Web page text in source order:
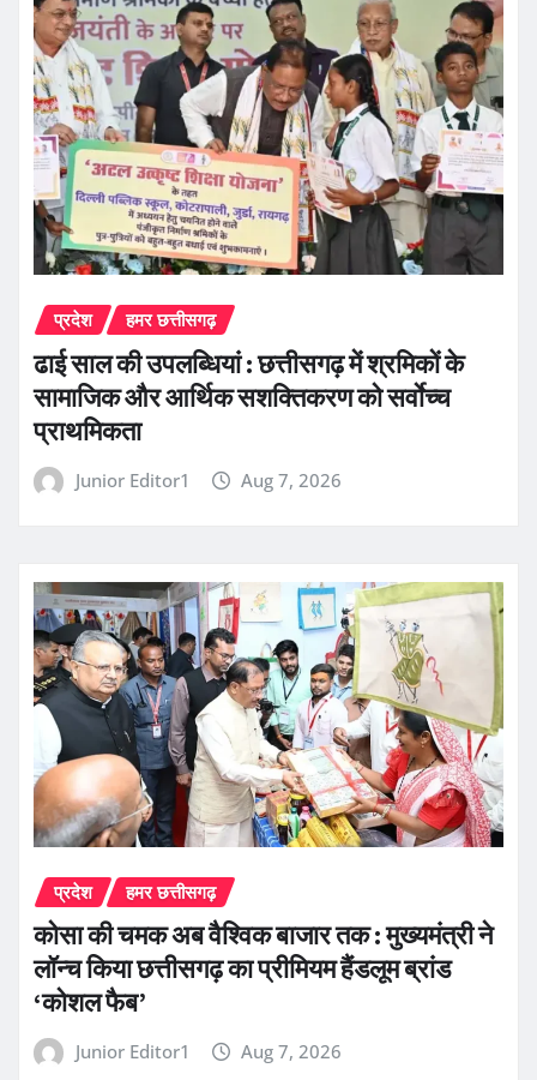
प्रदेश हमर छत्तीसगढ़
ढाई साल की उपलब्धियां : छत्तीसगढ़ में श्रमिकों के
सामाजिक और आर्थिक सशक्तिकरण को सर्वाेच्च
प्राथमिकता
Junior Editor1 Aug 7, 2026
प्रदेश हमर छत्तीसगढ़
कोसा की चमक अब वैश्विक बाजार तक : मुख्यमंत्री ने
लॉन्च किया छत्तीसगढ़ का प्रीमियम हैंडलूम ब्रांड
‘कोशल फैब’
Junior Editor1 Aug 7, 2026